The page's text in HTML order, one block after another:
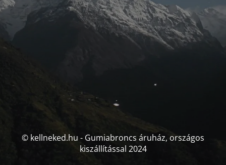
© kellneked.hu - Gumiabroncs áruház, országos
kiszállítással 2024